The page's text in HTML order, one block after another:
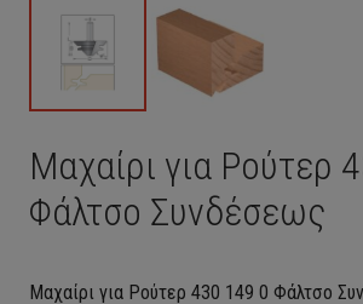
Μαχαίρι για Ρούτερ
Φάλτσο Συνδέσεως
Μαχαίρι για Ρούτερ 430 149 0 Φάλτσο